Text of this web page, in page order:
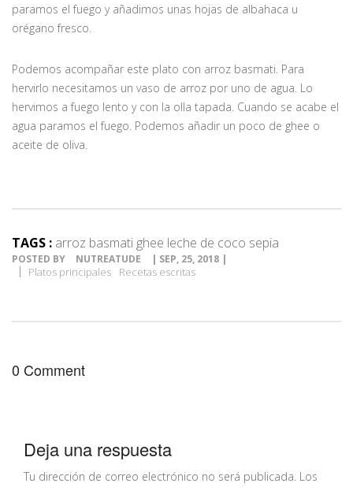
paramos el fuego y añadimos unas hojas de albahaca u
orégano fresco.
Podemos acompañar este plato con arroz basmati. Para
hervirlo necesitamos un vaso de arroz por uno de agua. Lo
hervimos a fuego lento y con la olla tapada. Cuando se acabe el
agua paramos el fuego. Podemos añadir un poco de ghee o
aceite de oliva.
TAGS : arroz basmati ghee leche de coco sepia
POSTED BY NUTREATUDE | SEP, 25, 2018 |
Platos principales Recetas escritas
0 Comment
Deja una respuesta
Tu dirección de correo electrónico no será publicada. Los